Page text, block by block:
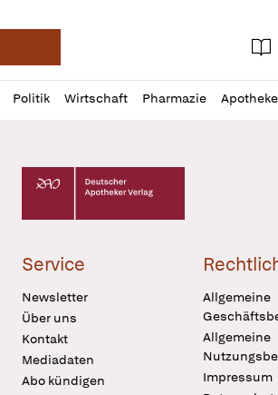
Deutsche Apotheker Zeitung
Aktuelle
login
Politik Wirtschaft Pharmazie
Profil
öffnen
Daz
Pur
Deutscher Apotheker Verlag Logo
Service
Newsletter
Über uns
Kontakt
Mediadaten
Abo kündigen
Allgemeine
Allgemeine
Impressum